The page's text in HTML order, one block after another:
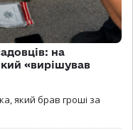
на
«вирішував
який брав гроші за